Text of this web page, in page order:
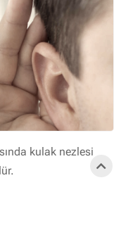
kulak nezlesi